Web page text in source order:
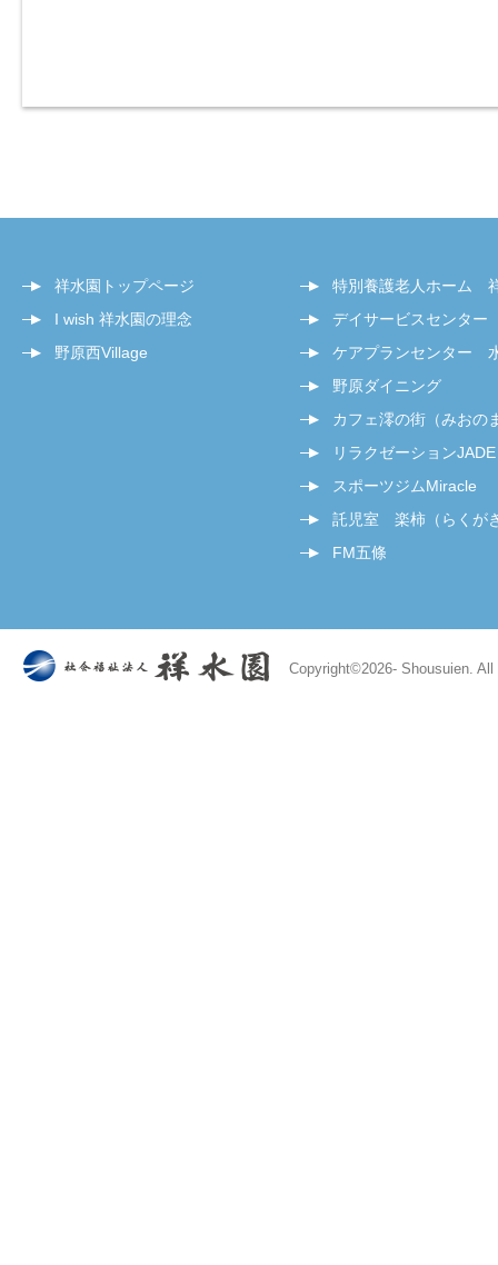
祥水園トップページ
I wish 祥水園の理念
野原西Village
特別養護老人ホーム
デイサービスセンタ
ケアプランセンター
野原ダイニング
カフェ澪の街（みおの
リラクゼーションJADE
スポーツジムMiracle
託児室 楽柿（らくが
FM五條
Copyright©2026- Shousuien.